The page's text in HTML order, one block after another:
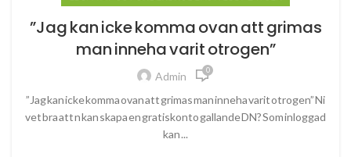
”Jag kan icke komma ovan att grimas
man inneha varit otrogen”
Admin 0
”Jag kan icke komma ovan att grimas man inneha varit otrogen” Ni
vet bra att n kan skapa en gratiskonto gallande DN? Som inloggad
kan ...